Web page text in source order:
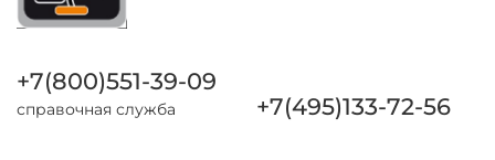
+7(800)551-39-09
справочная служба +7(495)133-72-56